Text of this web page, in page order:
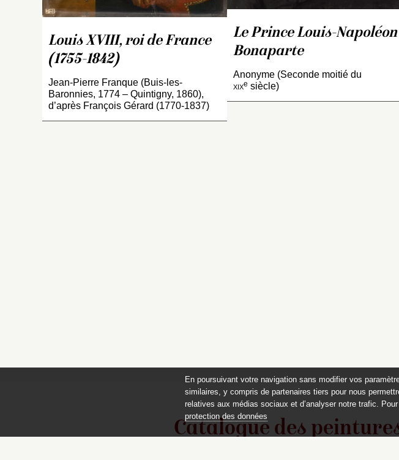
Louis XVIII, roi de France
(1755-1842)
Jean-Pierre Franque (Buis-les-
Baronnies, 1774 – Quintigny, 1860),
d’après François Gérard (1770-1837)
Le Prince Louis-Napoléon
Bonaparte
Anonyme (Seconde moitié du
xixe siècle)
Catalogue des
En poursuivant votre navigation sans modifier vos
similaires, y compris de partenaires tiers pour nous
relatives aux médias sociaux et d’analyser notre trafic.
protection des données